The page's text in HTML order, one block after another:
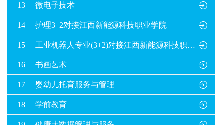

13 微电子技术

14 护理3+2对接江西新能源科技职业学院

15 工业机器人专业(3+2)对接江西新能源科技职业学院

16 书画艺术

17 婴幼儿托育服务与管理

18 学前教育